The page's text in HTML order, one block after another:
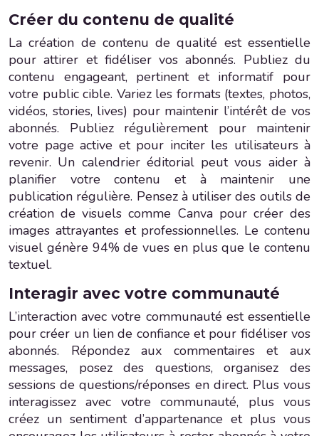
Créer du contenu de qualité
La création de contenu de qualité est essentielle
pour attirer et fidéliser vos abonnés. Publiez du
contenu engageant, pertinent et informatif pour
votre public cible. Variez les formats (textes, photos,
vidéos, stories, lives) pour maintenir l’intérêt de vos
abonnés. Publiez régulièrement pour maintenir
votre page active et pour inciter les utilisateurs à
revenir. Un calendrier éditorial peut vous aider à
planifier votre contenu et à maintenir une
publication régulière. Pensez à utiliser des outils de
création de visuels comme Canva pour créer des
images attrayantes et professionnelles. Le contenu
visuel génère 94% de vues en plus que le contenu
textuel.
Interagir avec votre communauté
L’interaction avec votre communauté est essentielle
pour créer un lien de confiance et pour fidéliser vos
abonnés. Répondez aux commentaires et aux
messages, posez des questions, organisez des
sessions de questions/réponses en direct. Plus vous
interagissez avec votre communauté, plus vous
créez un sentiment d’appartenance et plus vous